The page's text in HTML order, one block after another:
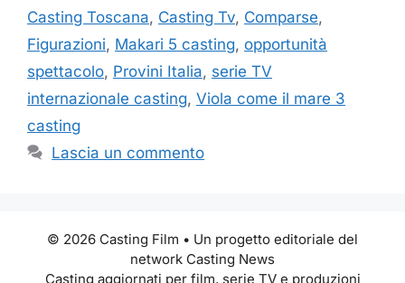
Casting Toscana, Casting Tv, Comparse,
Figurazioni, Makari 5 casting, opportunità
spettacolo, Provini Italia, serie TV
internazionale casting, Viola come il mare 3
casting
Lascia un commento
© 2026 Casting Film • Un progetto editoriale del
network Casting News
Casting aggiornati per film, serie TV e produzioni